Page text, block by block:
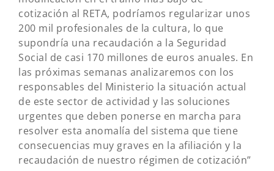
cotización al RETA, podríamos regularizar unos
200 mil profesionales de la cultura, lo que
supondría una recaudación a la Seguridad
Social de casi 170 millones de euros anuales. En
las próximas semanas analizaremos con los
responsables del Ministerio la situación actual
de este sector de actividad y las soluciones
urgentes que deben ponerse en marcha para
resolver esta anomalía del sistema que tiene
consecuencias muy graves en la afiliación y la
recaudación de nuestro régimen de cotización”